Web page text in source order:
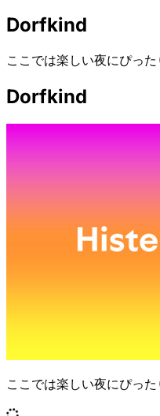
Dorfkind
ここでは楽しい夜にぴっ
Dorfkind
ここでは楽しい夜にぴっ